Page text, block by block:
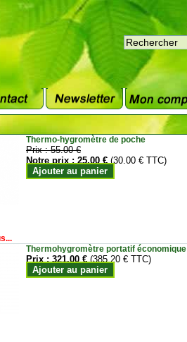
Thermo-hygromètre de poche
Prix :55.00 €
Notre prix :25.00 € (30.00 € TTC)
Ajouter au panier
Thermohygromètre portatif économique
Prix :321.00 € (385.20 € TTC)
Ajouter au panier